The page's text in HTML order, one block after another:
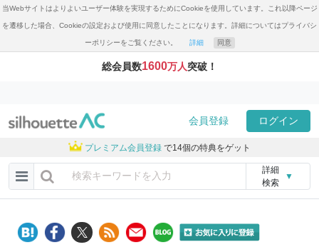
当Webサイトはよりよいユーザー体験を実現するためにCookieを使用しています。これ以降ページ
を遷移した場合、Cookieの設定および使用に同意したことになります。詳細についてはプライバシ
ーポリシーをご覧ください。 詳細 同意
総会員数1600万人突破！
会員登録 ログイン
プレミアム会員登録 で14個の特典をゲット
詳細
検索
▼